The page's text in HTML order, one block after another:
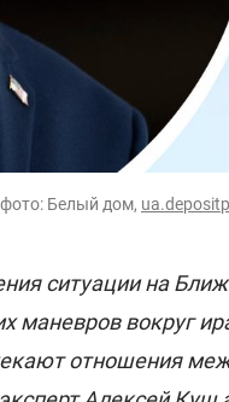
Белый дом,
ситуации на
маневров вокруг
отношения